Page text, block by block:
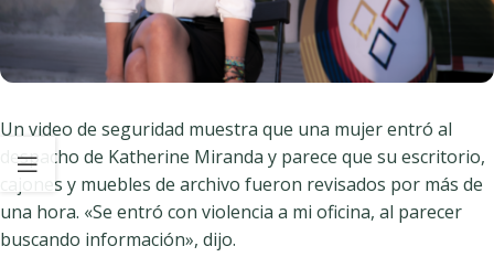
Un video de seguridad muestra que una mujer entró al
despacho de Katherine Miranda y parece que su escritorio,
cajones y muebles de archivo fueron revisados por más de
una hora. «Se entró con violencia a mi oficina, al parecer
buscando información», dijo.